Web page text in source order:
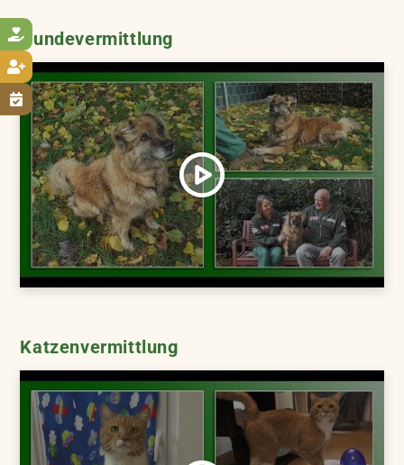



Hundevermittlung
Katzenvermittlung